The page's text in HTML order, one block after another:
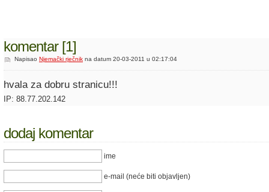
komentar [1]
Napisao Njemački rječnik na datum 20-03-2011 u 02:17:04
hvala za dobru stranicu!!!
IP: 88.77.202.142
dodaj komentar
ime
e-mail (neće biti objavljen)